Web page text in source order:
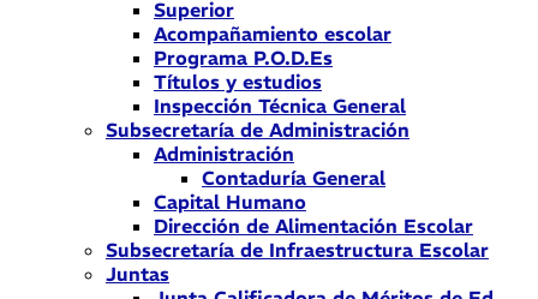
Superior
Acompañamiento escolar
Programa P.O.D.Es
Títulos y estudios
Inspección Técnica General
Subsecretaría de Administración
Administración
Contaduría General
Capital Humano
Dirección de Alimentación Escolar
Subsecretaría de Infraestructura Escolar
Juntas